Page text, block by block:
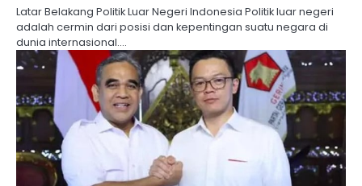
Latar Belakang Politik Luar Negeri Indonesia Politik luar negeri
adalah cermin dari posisi dan kepentingan suatu negara di
dunia internasional.…